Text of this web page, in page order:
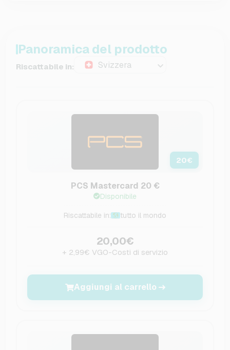
Panoramica del prodotto
Riscattabile in: Svizzera
20€
PCS Mastercard 20 €
Disponibile
Riscattabile in: tutto il mondo
20,00€
+ 2,99€ VGO-Costi di servizio
Aggiungi al carrello